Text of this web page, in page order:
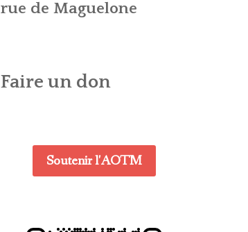
rue de Maguelone
Faire un don
Soutenir l'AOTM